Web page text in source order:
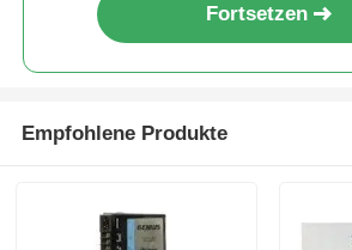
Produkte
Fortsetzen
Empfohlene Produkte